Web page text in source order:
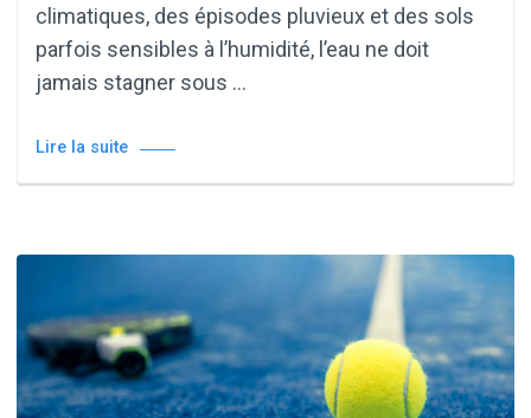
climatiques, des épisodes pluvieux et des sols
parfois sensibles à l’humidité, l’eau ne doit
jamais stagner sous …
Lire la suite